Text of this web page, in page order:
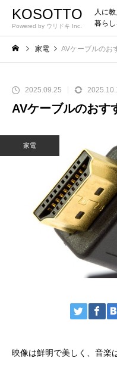
KOSOTTO
Powered by ウリドキ Inc.
人に教
暮ら
家電 AVケーブルのお
2025.09.25
AVケーブルのおす
家電
映像は鮮明で美しく、音楽